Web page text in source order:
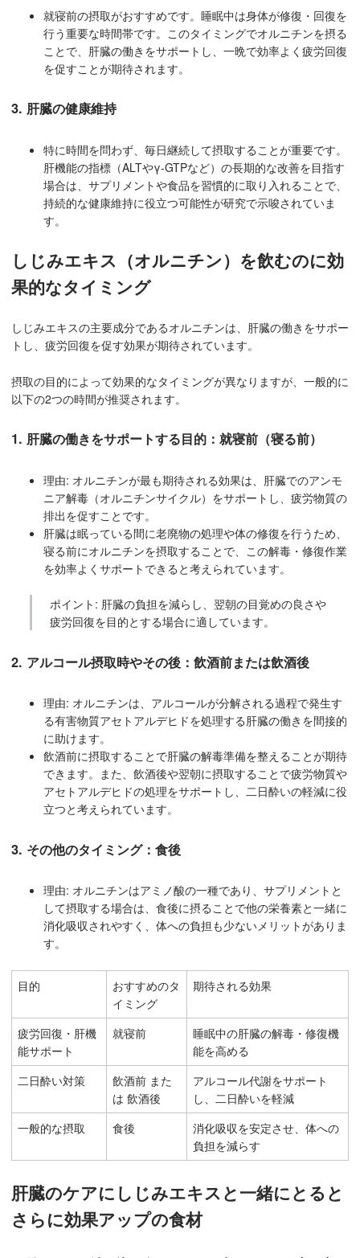
就寝前の摂取がおすすめです。睡眠中は身体が修復・回復を
行う重要な時間帯です。このタイミングでオルニチンを摂る
ことで、肝臓の働きをサポートし、一晩で効率よく疲労回復
を促すことが期待されます。
3. 肝臓の健康維持
特に時間を問わず、毎日継続して摂取することが重要です。
肝機能の指標（ALTやγ-GTPなど）の長期的な改善を目指す
場合は、サプリメントや食品を習慣的に取り入れることで、
持続的な健康維持に役立つ可能性が研究で示唆されていま
す。
しじみエキス（オルニチン）を飲むのに効
果的なタイミング
しじみエキスの主要成分であるオルニチンは、肝臓の働きをサポー
トし、疲労回復を促す効果が期待されています。
摂取の目的によって効果的なタイミングが異なりますが、一般的に
以下の2つの時間が推奨されます。
1. 肝臓の働きをサポートする目的：就寝前（寝る前）
理由: オルニチンが最も期待される効果は、肝臓でのアンモ
ニア解毒（オルニチンサイクル）をサポートし、疲労物質の
排出を促すことです。
肝臓は眠っている間に老廃物の処理や体の修復を行うため、
寝る前にオルニチンを摂取することで、この解毒・修復作業
を効率よくサポートできると考えられています。
ポイント: 肝臓の負担を減らし、翌朝の目覚めの良さや
疲労回復を目的とする場合に適しています。
2. アルコール摂取時やその後：飲酒前または飲酒後
理由: オルニチンは、アルコールが分解される過程で発生す
る有害物質アセトアルデヒドを処理する肝臓の働きを間接的
に助けます。
飲酒前に摂取することで肝臓の解毒準備を整えることが期待
できます。また、飲酒後や翌朝に摂取することで疲労物質や
アセトアルデヒドの処理をサポートし、二日酔いの軽減に役
立つと考えられています。
3. その他のタイミング：食後
理由: オルニチンはアミノ酸の一種であり、サプリメントと
して摂取する場合は、食後に摂ることで他の栄養素と一緒に
消化吸収されやすく、体への負担も少ないメリットがありま
す。
目的
おすすめのタ
イミング
期待される効果
疲労回復・肝機
能サポート
就寝前
睡眠中の肝臓の解毒・修復機
能を高める
二日酔い対策
飲酒前 また
は 飲酒後
アルコール代謝をサポート
し、二日酔いを軽減
一般的な摂取
食後
消化吸収を安定させ、体への
負担を減らす
肝臓のケアにしじみエキスと一緒にとると
さらに効果アップの食材